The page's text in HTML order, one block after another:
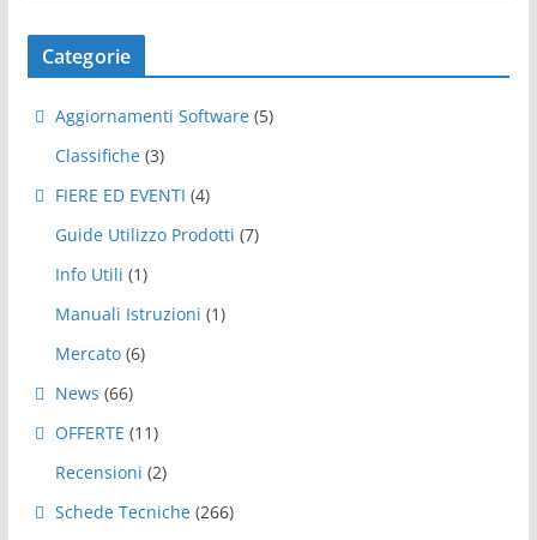
Categorie
Aggiornamenti Software (5)
Classifiche (3)
FIERE ED EVENTI (4)
Guide Utilizzo Prodotti (7)
Info Utili (1)
Manuali Istruzioni (1)
Mercato (6)
News (66)
OFFERTE (11)
Recensioni (2)
Schede Tecniche (266)